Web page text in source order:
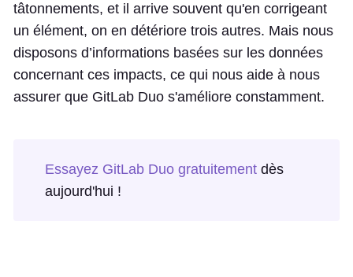
tâtonnements, et il arrive souvent qu'en corrigeant
un élément, on en détériore trois autres. Mais nous
disposons d’informations basées sur les données
concernant ces impacts, ce qui nous aide à nous
assurer que GitLab Duo s'améliore constamment.
Essayez GitLab Duo gratuitement dès
aujourd'hui !